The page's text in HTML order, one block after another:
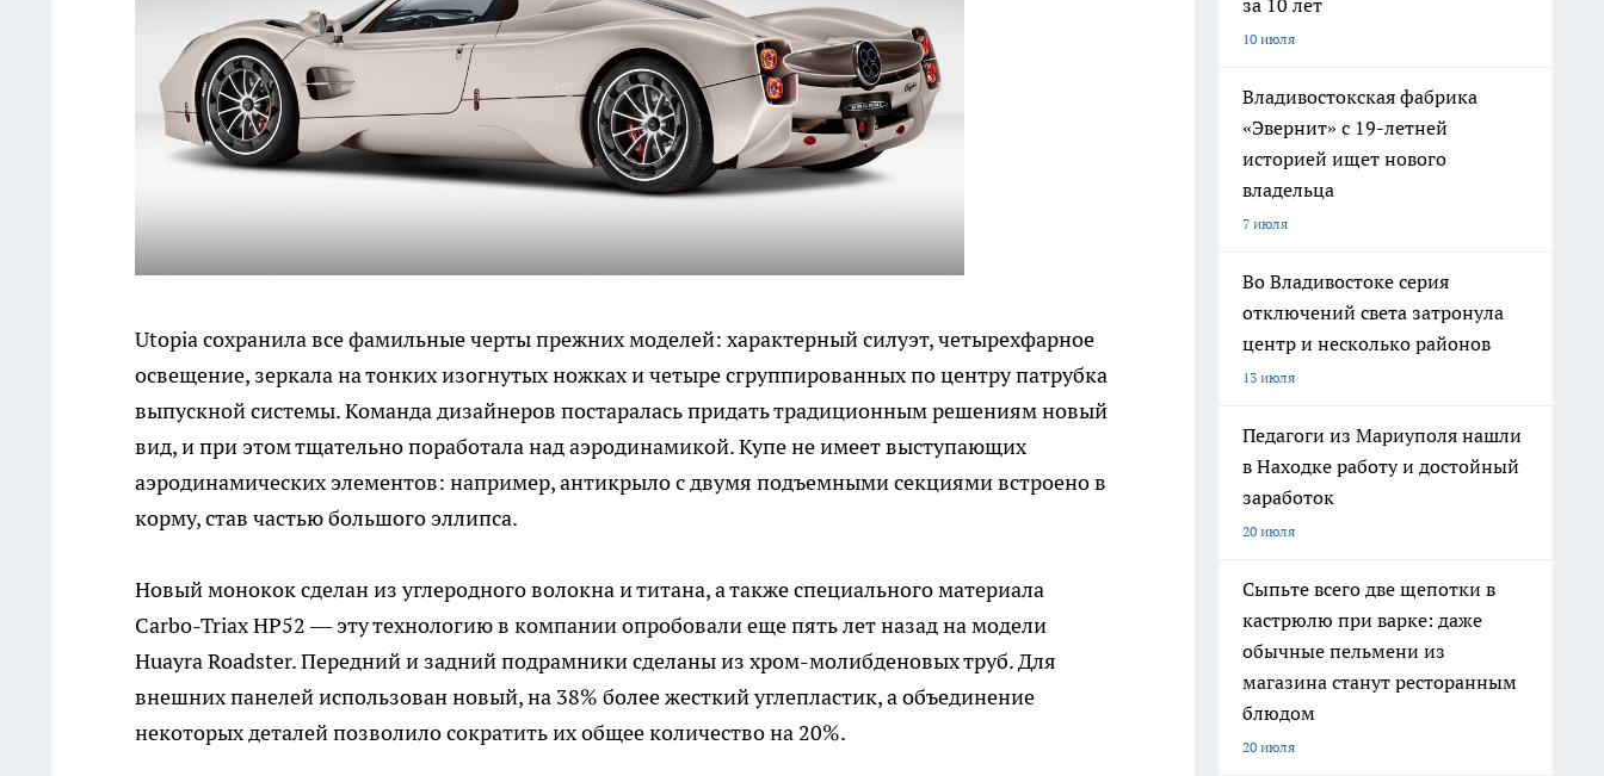
Utopia сохранила все фамильные черты прежних моделей: характерный силуэт, четырехфарное
освещение, зеркала на тонких изогнутых ножках и четыре сгруппированных по центру патрубка
выпускной системы. Команда дизайнеров постаралась придать традиционным решениям новый
вид, и при этом тщательно поработала над аэродинамикой. Купе не имеет выступающих
аэродинамических элементов: например, антикрыло с двумя подъемными секциями встроено в
корму, став частью большого эллипса.
Новый монокок сделан из углеродного волокна и титана, а также специального материала
Carbo-Triax HP52 — эту технологию в компании опробовали еще пять лет назад на модели
Huayra Roadster. Передний и задний подрамники сделаны из хром-молибденовых труб. Для
внешних панелей использован новый, на 38% более жесткий углепластик, а объединение
некоторых деталей позволило сократить их общее количество на 20%.
за 10 лет
10 июля
Владивостокская фабрика
«Эвернит» с 19-летней
историей ищет нового
владельца
7 июля
Во Владивостоке серия
отключений света затронула
центр и несколько районов
13 июля
Педагоги из Мариуполя нашли
в Находке работу и достойный
заработок
20 июля
Сыпьте всего две щепотки в
кастрюлю при варке: даже
обычные пельмени из
магазина станут ресторанным
блюдом
20 июля